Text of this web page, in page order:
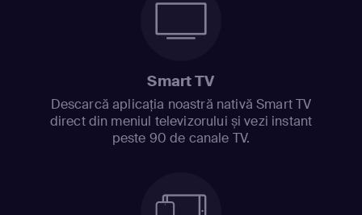
Smart TV
Descarcă aplicația noastră nativă Smart TV
direct din meniul televizorului și vezi instant
peste 90 de canale TV.